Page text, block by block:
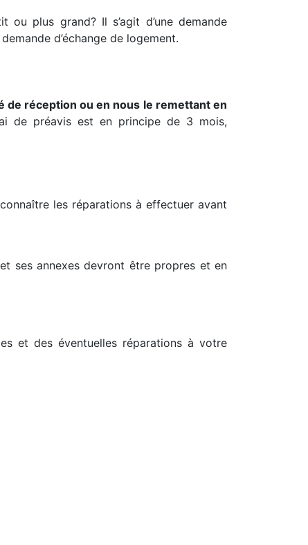
plus grand? Il s’agit d’une demande
d’échange de logement.
réception ou en nous le remettant en
de préavis est en principe de 3 mois,
les réparations à effectuer avant
ses annexes devront être propres et en
et des éventuelles réparations à votre